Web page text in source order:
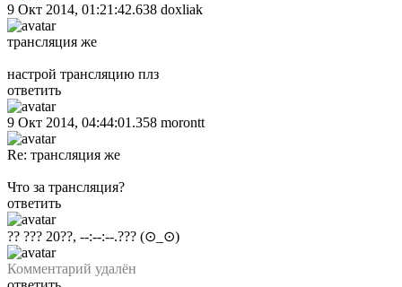
9 Окт 2014, 01:21:42.638 doxliak
трансляция же
настрой трансляцию плз
ответить
9 Окт 2014, 04:44:01.358 morontt
Re: трансляция же
Что за трансляция?
ответить
?? ??? 20??, --:--:--.??? (⊙_⊙)
Комментарий удалён